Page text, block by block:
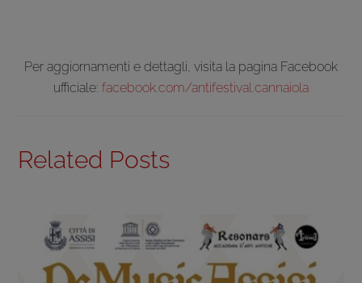
Per aggiornamenti e dettagli, visita la pagina Facebook
ufficiale: facebook.com/antifestival.cannaiola
Related Posts